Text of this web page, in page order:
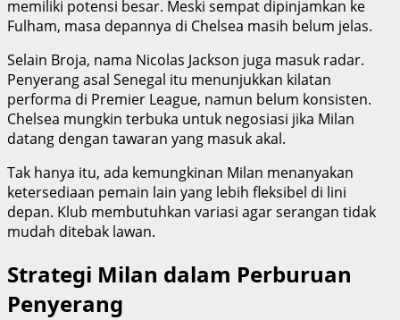
memiliki potensi besar. Meski sempat dipinjamkan ke
Fulham, masa depannya di Chelsea masih belum jelas.
Selain Broja, nama Nicolas Jackson juga masuk radar.
Penyerang asal Senegal itu menunjukkan kilatan
performa di Premier League, namun belum konsisten.
Chelsea mungkin terbuka untuk negosiasi jika Milan
datang dengan tawaran yang masuk akal.
Tak hanya itu, ada kemungkinan Milan menanyakan
ketersediaan pemain lain yang lebih fleksibel di lini
depan. Klub membutuhkan variasi agar serangan tidak
mudah ditebak lawan.
Strategi Milan dalam Perburuan
Penyerang